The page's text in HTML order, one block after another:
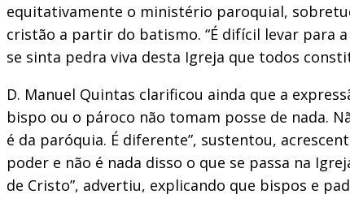
equitativamente o ministério paroquial,
cristão a partir do batismo. “É difícil levar para
se sinta pedra viva desta Igreja que todos
D. Manuel Quintas clarificou ainda que a
bispo ou o pároco não tomam posse de nada.
é da paróquia. É diferente”, sustentou,
poder e não é nada disso o que se passa na
de Cristo”, advertiu, explicando que bispos e